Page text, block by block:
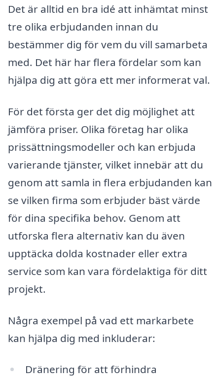
Det är alltid en bra idé att inhämtat minst
tre olika erbjudanden innan du
bestämmer dig för vem du vill samarbeta
med. Det här har flera fördelar som kan
hjälpa dig att göra ett mer informerat val.
För det första ger det dig möjlighet att
jämföra priser. Olika företag har olika
prissättningsmodeller och kan erbjuda
varierande tjänster, vilket innebär att du
genom att samla in flera erbjudanden kan
se vilken firma som erbjuder bäst värde
för dina specifika behov. Genom att
utforska flera alternativ kan du även
upptäcka dolda kostnader eller extra
service som kan vara fördelaktiga för ditt
projekt.
Några exempel på vad ett markarbete
kan hjälpa dig med inkluderar:
Dränering för att förhindra